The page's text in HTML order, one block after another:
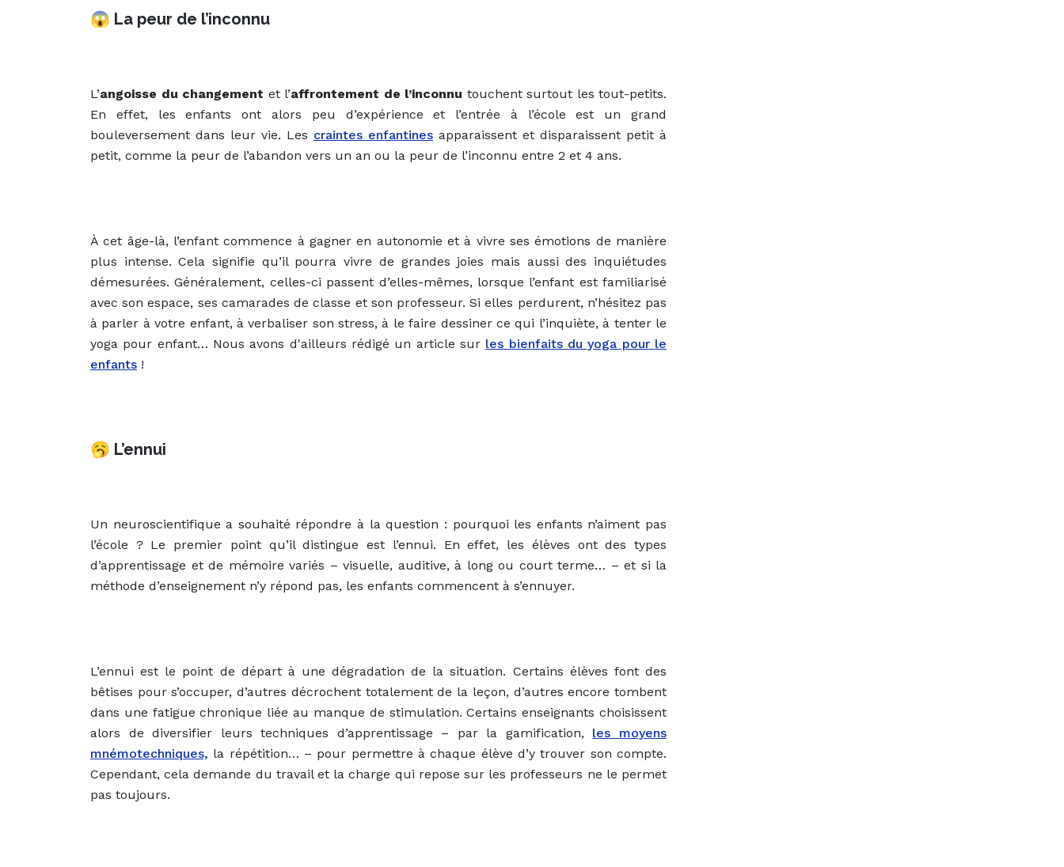
😱 La peur de l’inconnu
L’angoisse du changement et l’affrontement de l’inconnu touchent surtout les tout-petits.
En effet, les enfants ont alors peu d’expérience et l’entrée à l’école est un grand
bouleversement dans leur vie. Les craintes enfantines apparaissent et disparaissent petit à
petit, comme la peur de l’abandon vers un an ou la peur de l’inconnu entre 2 et 4 ans.
À cet âge-là, l’enfant commence à gagner en autonomie et à vivre ses émotions de manière
plus intense. Cela signifie qu’il pourra vivre de grandes joies mais aussi des inquiétudes
démesurées. Généralement, celles-ci passent d’elles-mêmes, lorsque l’enfant est familiarisé
avec son espace, ses camarades de classe et son professeur. Si elles perdurent, n’hésitez pas
à parler à votre enfant, à verbaliser son stress, à le faire dessiner ce qui l’inquiète, à tenter le
yoga pour enfant… Nous avons d'ailleurs rédigé un article sur les bienfaits du yoga pour le
enfants !
🥱 L’ennui
Un neuroscientifique a souhaité répondre à la question : pourquoi les enfants n’aiment pas
l’école ? Le premier point qu’il distingue est l’ennui. En effet, les élèves ont des types
d’apprentissage et de mémoire variés – visuelle, auditive, à long ou court terme… – et si la
méthode d’enseignement n’y répond pas, les enfants commencent à s’ennuyer.
L’ennui est le point de départ à une dégradation de la situation. Certains élèves font des
bêtises pour s’occuper, d’autres décrochent totalement de la leçon, d’autres encore tombent
dans une fatigue chronique liée au manque de stimulation. Certains enseignants choisissent
alors de diversifier leurs techniques d’apprentissage – par la gamification, les moyens
mnémotechniques, la répétition… – pour permettre à chaque élève d’y trouver son compte.
Cependant, cela demande du travail et la charge qui repose sur les professeurs ne le permet
pas toujours.